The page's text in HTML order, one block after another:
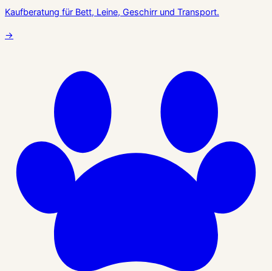
Kaufberatung für Bett, Leine, Geschirr und Transport.
→